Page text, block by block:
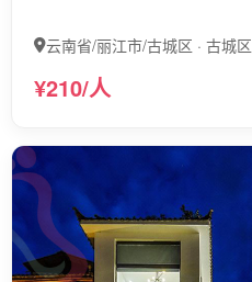
云南省/丽江市/古城区 · 古城区
¥210/人